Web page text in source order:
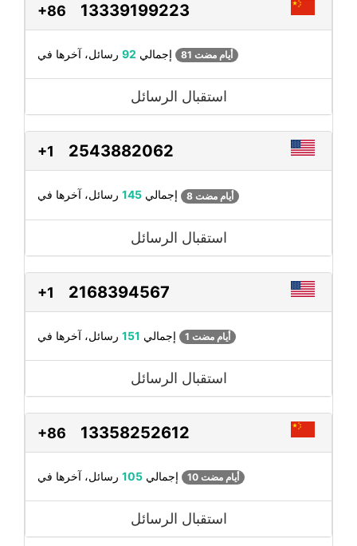
+86 13339199223
إجمالي 92 81 أيام مضت
استقبال الرسائل
+1 2543882062
إجمالي 145 8 أيام مضت
استقبال الرسائل
+1 2168394567
إجمالي 151 1 أيام مضت
استقبال الرسائل
+86 13358252612
إجمالي 105 10 أيام مضت
استقبال الرسائل